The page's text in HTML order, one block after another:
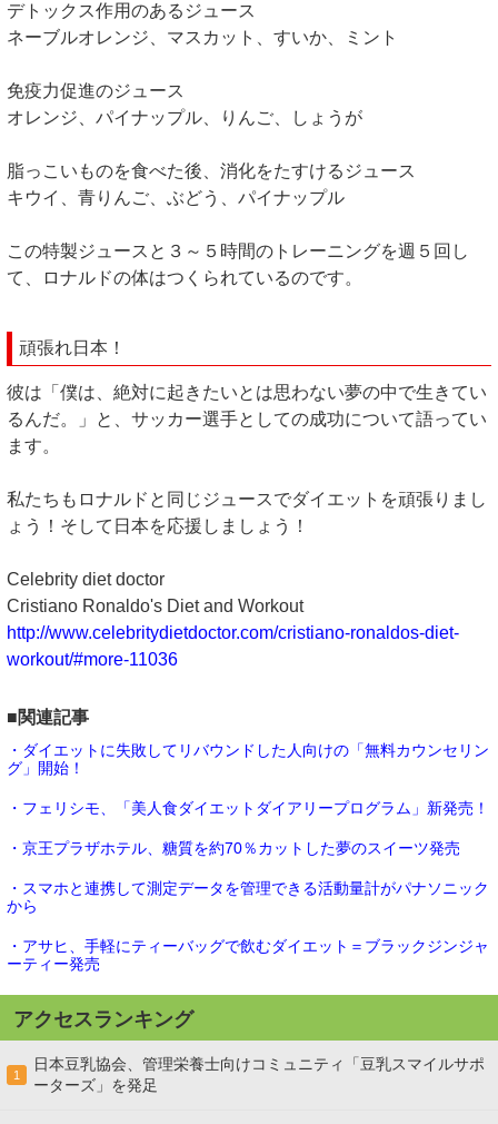
デトックス作用のあるジュース
ネーブルオレンジ、マスカット、すいか、ミント
免疫力促進のジュース
オレンジ、パイナップル、りんご、しょうが
脂っこいものを食べた後、消化をたすけるジュース
キウイ、青りんご、ぶどう、パイナップル
この特製ジュースと３～５時間のトレーニングを週５回し
て、ロナルドの体はつくられているのです。
頑張れ日本！
彼は「僕は、絶対に起きたいとは思わない夢の中で生きてい
るんだ。」と、サッカー選手としての成功について語ってい
ます。
私たちもロナルドと同じジュースでダイエットを頑張りまし
ょう！そして日本を応援しましょう！
Celebrity diet doctor
Cristiano Ronaldo's Diet and Workout
http://www.celebritydietdoctor.com/cristiano-ronaldos-diet-
workout/#more-11036
■関連記事
・ダイエットに失敗してリバウンドした人向けの「無料カウンセリン
グ」開始！
・フェリシモ、「美人食ダイエットダイアリープログラム」新発売！
・京王プラザホテル、糖質を約70％カットした夢のスイーツ発売
・スマホと連携して測定データを管理できる活動量計がパナソニック
から
・アサヒ、手軽にティーバッグで飲むダイエット＝ブラックジンジャ
ーティー発売
アクセスランキング
1
日本豆乳協会、管理栄養士向けコミュニティ「豆乳スマイルサポ
ーターズ」を発足